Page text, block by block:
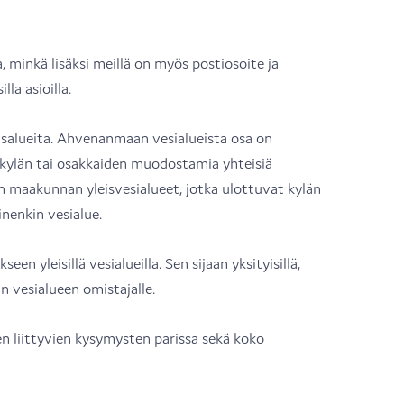
lisäksi meillä on myös postiosoite ja
asioilla.
Ahvenanmaan vesialueista osa on
tai osakkaiden muodostamia yhteisiä
maakunnan yleisvesialueet, jotka ulottuvat kylän
vesialue.
yleisillä vesialueilla. Sen sijaan yksityisillä,
vesialueen omistajalle.
liittyvien kysymysten parissa sekä koko